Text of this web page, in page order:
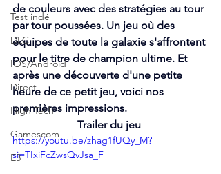
Test indé
DLC
IOS/Android
Direct
High Tech
Gamescom
E3
de couleurs avec des stratégies au tour
par tour poussées. Un jeu où des
équipes de toute la galaxie s'affrontent
pour le titre de champion ultime. Et
après une découverte d'une petite
heure de ce petit jeu, voici nos
premières impressions.
Trailer du jeu
https://youtu.be/zhag1fUQy_M?
si=TIxiFcZwsQvJsa_F